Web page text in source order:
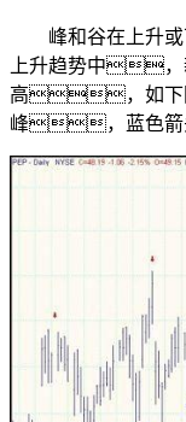
峰和谷在上升
上升趋势中，
高，如下
峰，蓝色